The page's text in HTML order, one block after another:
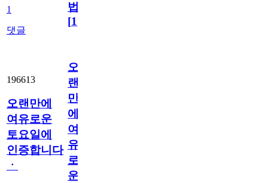
1
댓글
법
[1]
196613
오랜만에
여유로운
토요일에
인증합니다
ㆍ
오
랜
만
에
여
유
로
운